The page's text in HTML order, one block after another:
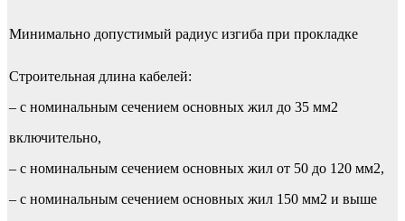
Минимально допустимый радиус изгиба при прокладке
Строительная длина кабелей:
– с номинальным сечением основных жил до 35 мм2
включительно,
– с номинальным сечением основных жил от 50 до 120 мм2,
– с номинальным сечением основных жил 150 мм2 и выше